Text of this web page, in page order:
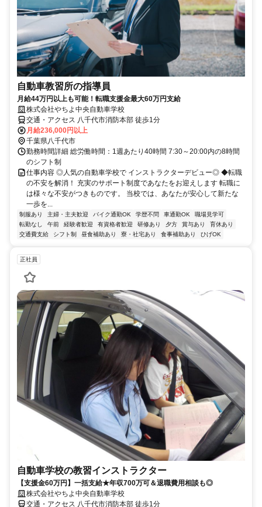
自動車教習所の指導員
月給44万円以上も可能！転職支援金最大60万円支給
株式会社やちよ中央自動車学校
交通・アクセス 八千代市消防本部 徒歩1分
月給236,000円以上
千葉県八千代市
勤務時間詳細 総労働時間：1週あたり40時間 7:30～20:00内の8時間
のシフト制
仕事内容 ◎人気の自動車学校で インストラクターデビュー◎ ◆転職
の不安を解消！ 充実のサポート制度であなたをお迎えします 転職に
は様々な不安がつきものです。 当校では、あなたが安心して新たな
一歩を...
制服あり 主婦・主夫歓迎 バイク通勤OK 学歴不問 車通勤OK
職場見学可
転勤なし
午前 経験者歓迎 有資格者歓迎 研修あり 夕方 賞与あり
育休あり
交通費支給
シフト制 昼食補助あり 寮・社宅あり 食事補助あり ひげOK
正社員
自動車学校の教習インストラクター
【支援金60万円】一括支給★年収700万可＆退職費用相談も◎
株式会社やちよ中央自動車学校
交通・アクセス 八千代市消防本部 徒歩1分